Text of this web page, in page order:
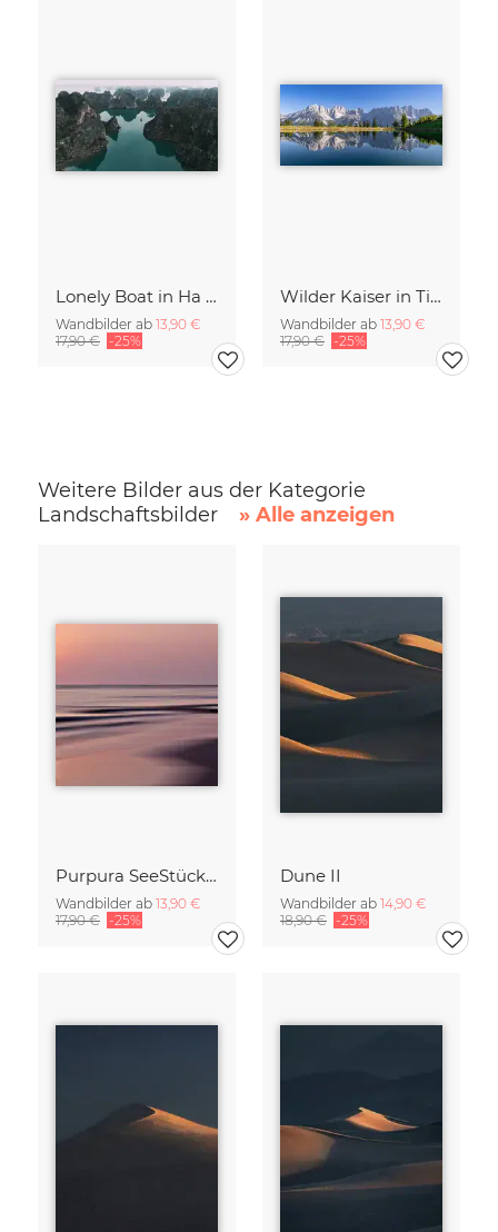
Lonely Boat in Ha Long Bay Vietnam
Wandbilder ab 13,90 €
17,90 € -25%
Wilder Kaiser in Tirol
Wandbilder ab 13,90 €
17,90 € -25%
Weitere Bilder aus der Kategorie
Landschaftsbilder
» Alle anzeigen
Purpura SeeStück No.18
Wandbilder ab 13,90 €
17,90 € -25%
Dune II
Wandbilder ab 14,90 €
18,90 € -25%